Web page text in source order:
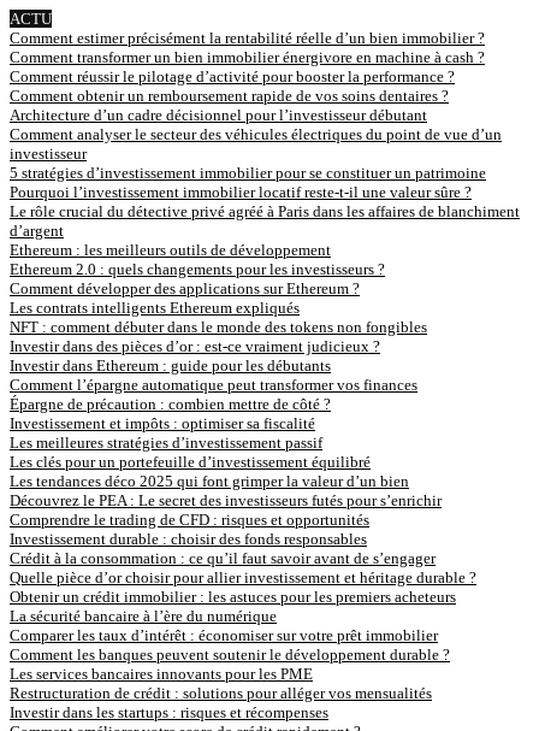
ACTU
Comment estimer précisément la rentabilité réelle d’un bien immobilier ?
Comment transformer un bien immobilier énergivore en machine à cash ?
Comment réussir le pilotage d’activité pour booster la performance ?
Comment obtenir un remboursement rapide de vos soins dentaires ?
Architecture d’un cadre décisionnel pour l’investisseur débutant
Comment analyser le secteur des véhicules électriques du point de vue d’un
investisseur
5 stratégies d’investissement immobilier pour se constituer un patrimoine
Pourquoi l’investissement immobilier locatif reste-t-il une valeur sûre ?
Le rôle crucial du détective privé agréé à Paris dans les affaires de blanchiment
d’argent
Ethereum : les meilleurs outils de développement
Ethereum 2.0 : quels changements pour les investisseurs ?
Comment développer des applications sur Ethereum ?
Les contrats intelligents Ethereum expliqués
NFT : comment débuter dans le monde des tokens non fongibles
Investir dans des pièces d’or : est-ce vraiment judicieux ?
Investir dans Ethereum : guide pour les débutants
Comment l’épargne automatique peut transformer vos finances
Épargne de précaution : combien mettre de côté ?
Investissement et impôts : optimiser sa fiscalité
Les meilleures stratégies d’investissement passif
Les clés pour un portefeuille d’investissement équilibré
Les tendances déco 2025 qui font grimper la valeur d’un bien
Découvrez le PEA : Le secret des investisseurs futés pour s’enrichir
Comprendre le trading de CFD : risques et opportunités
Investissement durable : choisir des fonds responsables
Crédit à la consommation : ce qu’il faut savoir avant de s’engager
Quelle pièce d’or choisir pour allier investissement et héritage durable ?
Obtenir un crédit immobilier : les astuces pour les premiers acheteurs
La sécurité bancaire à l’ère du numérique
Comparer les taux d’intérêt : économiser sur votre prêt immobilier
Comment les banques peuvent soutenir le développement durable ?
Les services bancaires innovants pour les PME
Restructuration de crédit : solutions pour alléger vos mensualités
Investir dans les startups : risques et récompenses